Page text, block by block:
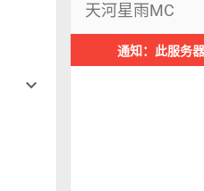
keyboard_arrow_down
天河星雨MC
通知：此服务